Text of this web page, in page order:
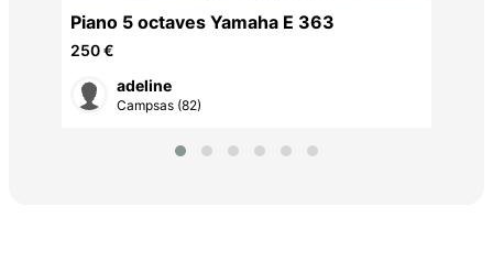
Piano 5 octaves Yamaha E 363
250 €
adeline
Campsas (82)